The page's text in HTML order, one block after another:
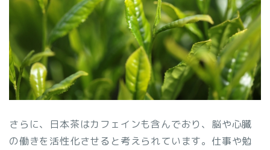
さらに、日本茶はカフェインも含んでおり、脳や心臓
の働きを活性化させると考えられています。仕事や勉